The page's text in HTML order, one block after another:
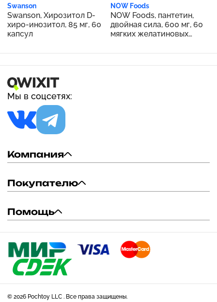
Swanson
Swanson, Хирозитол D-
хиро-инозитол, 85 мг, 60
капсул
NOW Foods
NOW Foods, пантетин,
двойная сила, 600 мг, 60
мягких желатиновых
Мы в соцсетях:
Компания
Покупателю
Помощь
© 2026 Pochtoy LLC . Все права защищены.